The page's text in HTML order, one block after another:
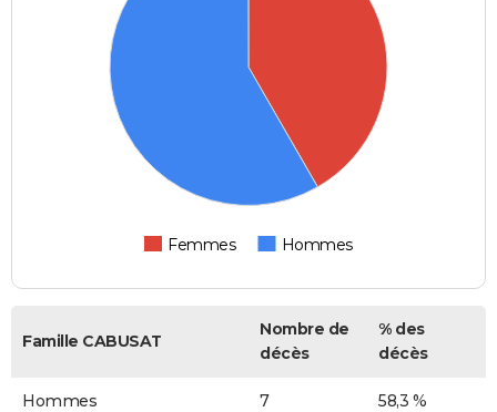
Femmes Hommes
Famille CABUSAT
Nombre de
décès
% des
décès
Hommes 7 58,3 %